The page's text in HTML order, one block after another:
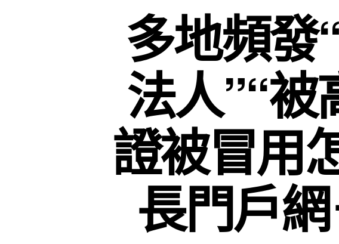
多地頻發
法人”“
證被冒用
長門戶